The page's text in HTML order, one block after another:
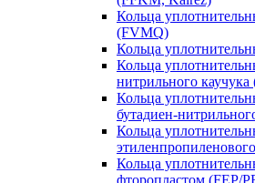
Кольца
(FVMQ)
Кольца
Кольца
нитрильного
Кольца
бутадиен-
Кольца
Кольца
фторопластом (FEP/